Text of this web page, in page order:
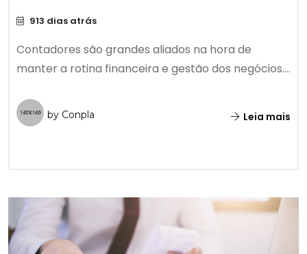
913 dias atrás
Contadores são grandes aliados na hora de
manter a rotina financeira e gestão dos negócios....
by Conpla Leia mais